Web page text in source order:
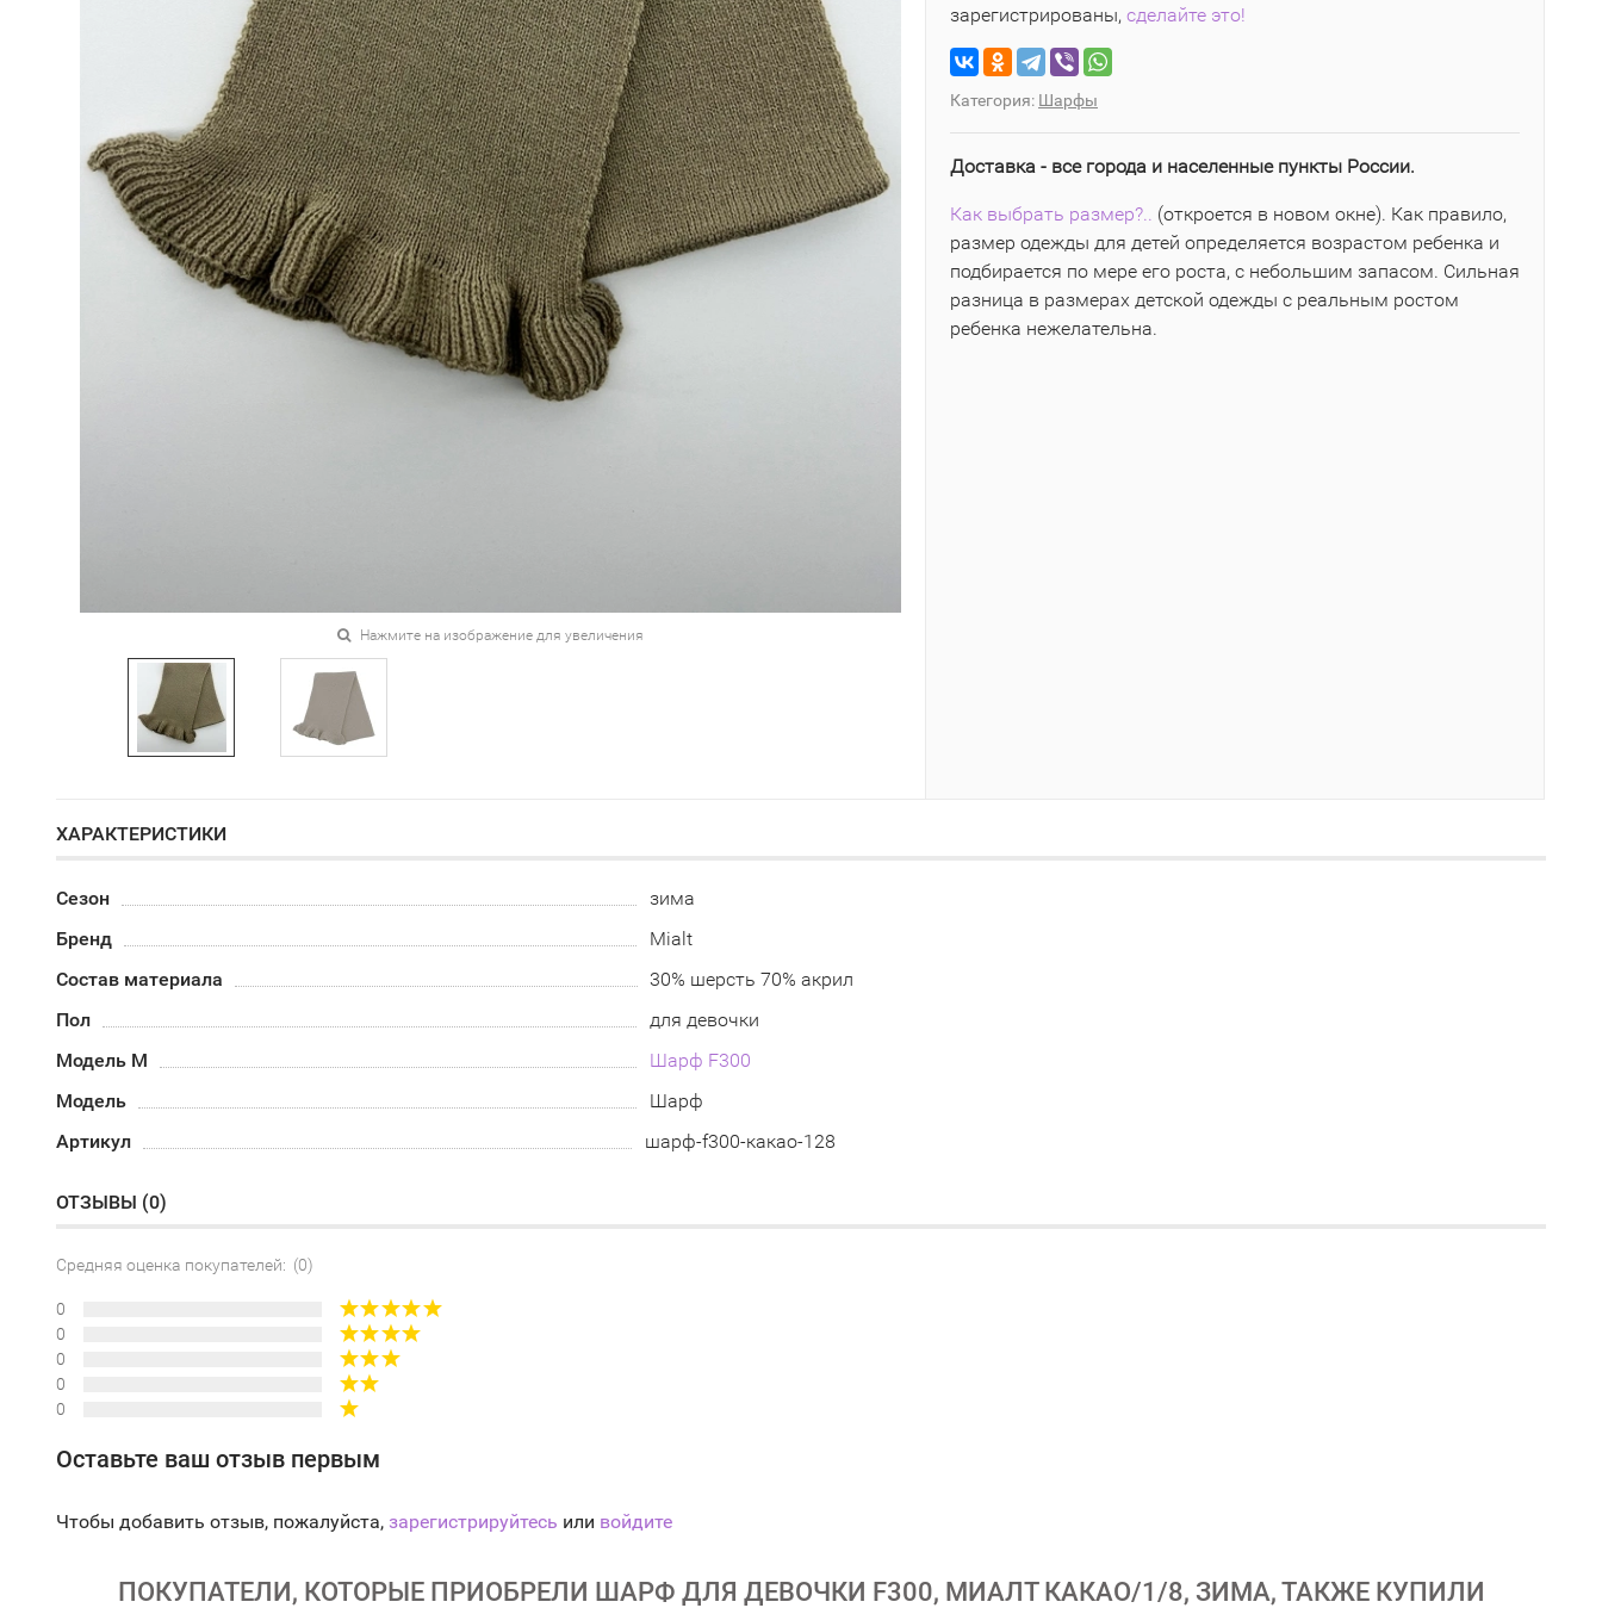
Нажмите на изображение для увеличения
зарегистрированы, сделайте это!
Категория: Шарфы
Доставка - все города и населенные пункты России.
Как выбрать размер?.. (откроется в новом окне). Как правило,
размер одежды для детей определяется возрастом ребенка и
подбирается по мере его роста, с небольшим запасом. Сильная
разница в размерах детской одежды с реальным ростом
ребенка нежелательна.
ХАРАКТЕРИСТИКИ
Сезон
зима
Бренд
Mialt
Состав материала
30% шерсть 70% акрил
Пол
для девочки
Модель М
Шарф F300
Модель
Шарф
Артикул
шарф-f300-какао-128
ОТЗЫВЫ (0)
Средняя оценка покупателей: (0)
0
0
0
0
0
Оставьте ваш отзыв первым
Чтобы добавить отзыв, пожалуйста, зарегистрируйтесь или войдите
ПОКУПАТЕЛИ, КОТОРЫЕ ПРИОБРЕЛИ ШАРФ ДЛЯ ДЕВОЧКИ F300, МИАЛТ КАКАО/1/8, ЗИМА, ТАКЖЕ КУПИЛИ